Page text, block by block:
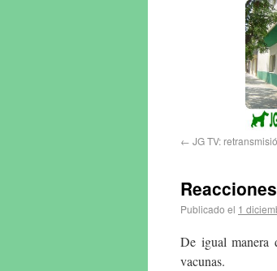
← JG TV:
Publicado el 1
De igual manera
vacunas.